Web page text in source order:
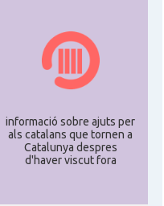
informació sobre ajuts per
als catalans que tornen a
Catalunya despres
d'haver viscut fora